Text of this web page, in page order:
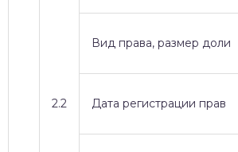
2.2
Вид права, размер доли
Дата регистрации прав